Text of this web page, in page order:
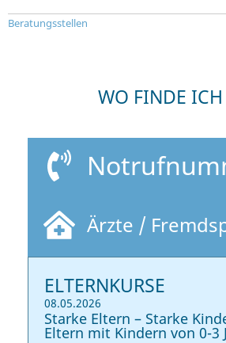
Beratungsstellen
WO FINDE
Ärzte /
ELTERNKURSE
08.05.2026
Starke Eltern – Starke
Eltern mit Kindern von 0-3